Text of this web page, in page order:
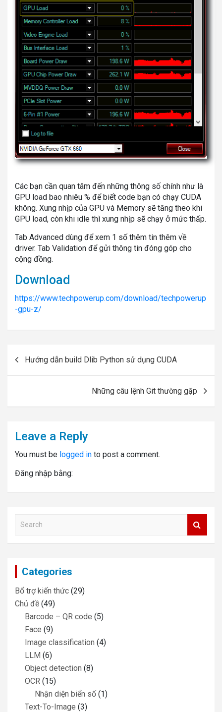
Các bạn cần quan tâm đến những thông số chính như là
GPU load bao nhiêu % để biết code bạn có chạy CUDA
không. Xung nhịp của GPU và Memory sẽ tăng theo khi
GPU load, còn khi idle thì xung nhịp sẽ chạy ở mức thấp.
Tab Advanced dùng để xem 1 số thêm tin thêm về
driver. Tab Validation để gửi thông tin đóng góp cho
cộng đồng.
Download
https://www.techpowerup.com/download/techpowerup
-gpu-z/
navigation
Hướng dẫn build Dlib Python sử dụng CUDA
Những câu lệnh Git thường gặp
Leave a Reply
You must be logged in to post a comment.
Đăng nhập bằng:
a
Categories
Bổ trợ kiến thức (29)
Chủ đề (49)
Barcode – QR code (5)
Face (9)
Image classification (4)
LLM (6)
Object detection (8)
OCR (15)
Nhận diện biển số (1)
Text-To-Image (3)